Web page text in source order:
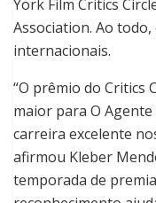
York Film Critics
Association. Ao
internacionais.
“O prêmio do Critics
maior para O
carreira excelente
afirmou Kleber
temporada de